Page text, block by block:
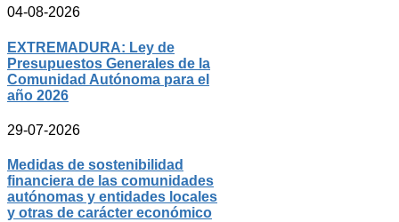
04-08-2026
EXTREMADURA: Ley de
Presupuestos Generales de la
Comunidad Autónoma para el
año 2026
29-07-2026
Medidas de sostenibilidad
financiera de las comunidades
autónomas y entidades locales
y otras de carácter económico